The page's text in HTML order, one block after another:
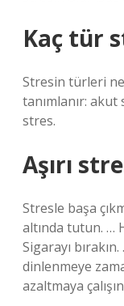
Kaç tür
Stresin türleri
tanımlanır:
stres.
Aşırı
Stresle başa
altında tutun. …
Sigarayı
dinlenmeye
azaltmaya